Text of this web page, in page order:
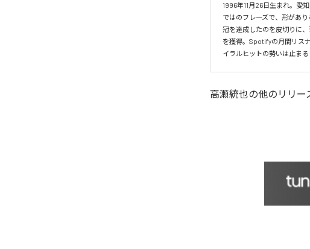
1996年11月26日生まれ。愛
ではのフレーズで、形があ
冠を達成したのを皮切りに
を獲得。Spotifyの月間リス
イラルヒットの勢いは止まる
高瀬統也の他のリリー